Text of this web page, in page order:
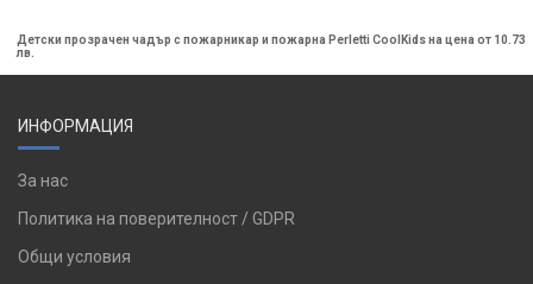
Детски прозрачен чадър с пожарникар и пожарна Perletti CoolKids на цена от 10.73
лв.
ИНФОРМАЦИЯ
За нас
Политика на поверителност / GDPR
Общи условия